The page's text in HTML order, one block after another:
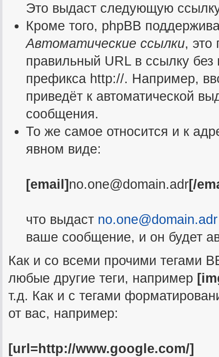
Это выдаст следующую
Кроме того, phpBB
Автоматические ссылки, это
правильный URL в ссылку без
префикса http://. Например,
приведёт к автоматической
сообщения.
То же самое относится и к
явном виде:
[email]no.one@domain.adr[/
что выдаст no.one@domain.adr
ваше сообщение, и он будет
Как и со всеми прочими тегами
любые другие теги, например
т.д. Как и с тегами
от вас, например:
[url=http://www.google.com/]